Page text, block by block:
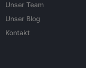
Unser Team
Unser Blog
Kontakt